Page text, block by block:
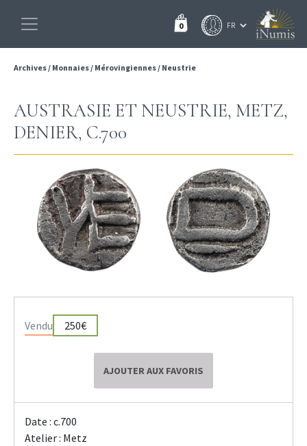
0
Archives/ Monnaies/ Mérovingiennes/ Neustrie
AUSTRASIE ET NEUSTRIE, METZ,
DENIER, C.700
Vendu 250€
AJOUTER AUX FAVORIS
Date : c.700
Atelier : Metz